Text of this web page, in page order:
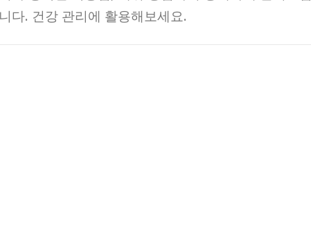
니다. 건강 관리에 활용해보세요.